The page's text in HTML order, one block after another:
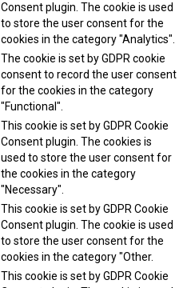
Consent plugin. The cookie is used
to store the user consent for the
cookies in the category "Analytics".
The cookie is set by GDPR cookie
consent to record the user consent
for the cookies in the category
"Functional".
This cookie is set by GDPR Cookie
Consent plugin. The cookies is
used to store the user consent for
the cookies in the category
"Necessary".
This cookie is set by GDPR Cookie
Consent plugin. The cookie is used
to store the user consent for the
cookies in the category "Other.
This cookie is set by GDPR Cookie